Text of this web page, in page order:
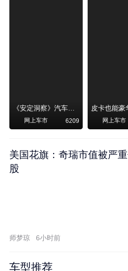
《安定洞察》汽车烧不烧油，和石油安全无关！
网上车市 6209 网上车市
美国花旗：奇瑞市值被严
股
师梦琼 6小时前
车型推荐